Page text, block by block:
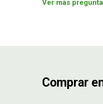
Ver más
Comprar